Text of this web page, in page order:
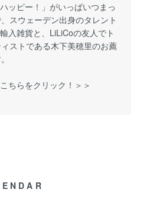
ッピー！」がいっぱいつまっ
スウェーデン出身のタレント
入雑貨と、LiLiCoの友人でト
ストである木下美穂里のお薦
ちらをクリック！＞＞